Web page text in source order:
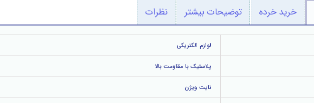
خرید خرده توضیحات بیشتر نظرات
لوازم الکتریکی
پلاستیک با مقاومت بالا
نایت ویژن